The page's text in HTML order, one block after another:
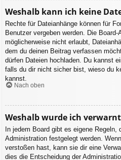
Weshalb kann ich keine
Rechte für Dateianhänge können für
Benutzer vergeben werden. Die
möglicherweise nicht erlaubt,
dem du deinen Beitrag verfassen
dürfen Dateien hochladen. Du kannst
falls du dir nicht sicher bist, wieso du
kannst.
Nach oben
Weshalb wurde ich
In jedem Board gibt es eigene Regeln,
Administration festgelegt werden.
verstoßen hast, kann sie dir eine
dies die Entscheidung der